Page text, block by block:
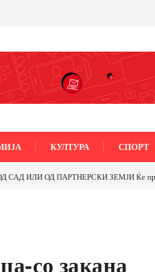
КУЛТУРА СПОРТ
ОД ПАРТНЕРСКИ ЗЕМЈИ Ќе
со закана